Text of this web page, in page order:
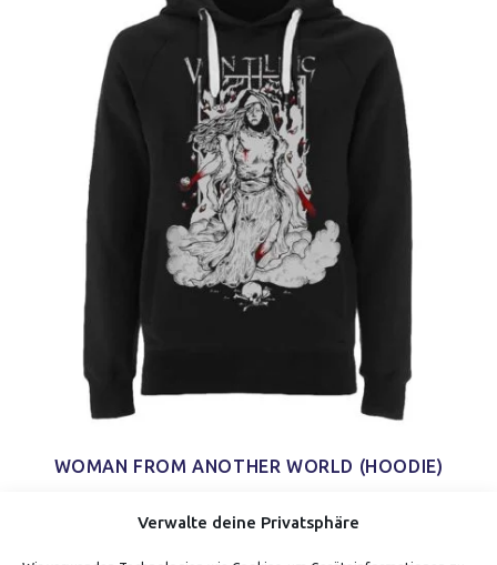
Verwalte deine Privatsphäre
WOMAN FROM ANOTHER WORLD (HOODIE)